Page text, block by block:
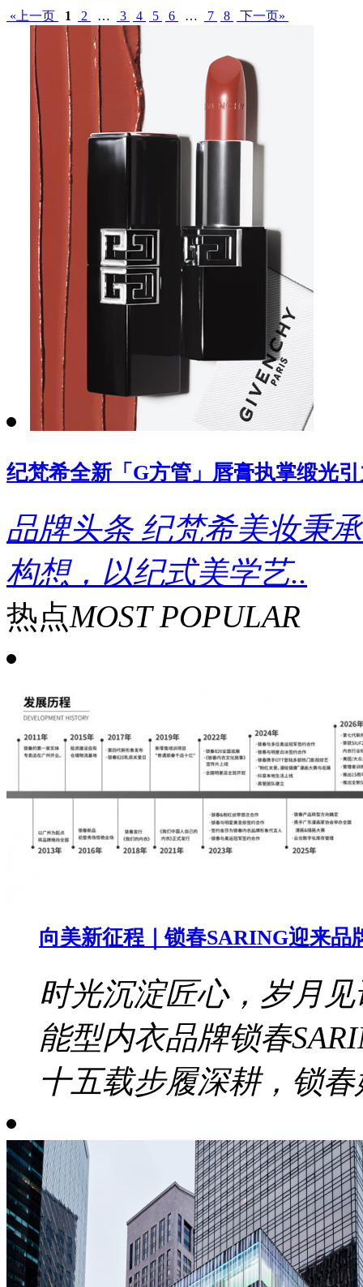
«上一页 1 2 … 3 4 5 6 … 7 8 下一页»
纪梵希全新「G方管」唇膏执掌缎光
品牌头条 纪梵希美妆秉
构想，以纪式美学艺..
热点MOST POPULAR
向美新征程｜锁春SARING迎来品
时光沉淀匠心，岁月
能型内衣品牌锁春
十五载步履深耕，锁